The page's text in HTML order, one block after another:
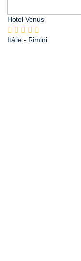
Hotel Venus
Itálie - Rimini